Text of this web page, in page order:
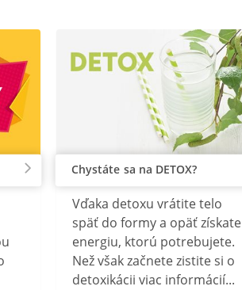
Chystáte sa na DETOX?
Vďaka detoxu vrátite telo
späť do formy a opäť získate
energiu, ktorú potrebujete.
Než však začnete zistite si o
detoxikácii viac informácií...